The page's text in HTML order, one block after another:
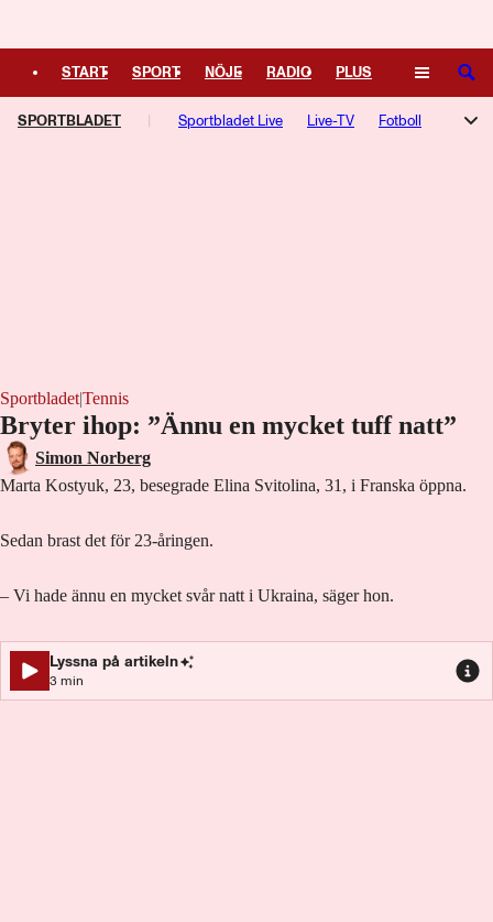
START SPORT NÖJE RADIO PLUS
TIPSA KULTUR LEDARE
SÖK
SPORTBLADET Sportbladet Live Live-TV Fotboll
Sportbladet|Tennis
Bryter ihop: ”Ännu en mycket tuff natt”
Simon Norberg
Marta Kostyuk, 23, besegrade Elina Svitolina, 31, i Franska öppna.
Sedan brast det för 23-åringen.
– Vi hade ännu en mycket svår natt i Ukraina, säger hon.
Lyssna på artikeln
3 min